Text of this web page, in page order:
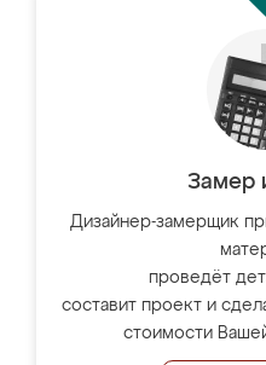
Замер
Дизайнер-замерщик
проведёт
составит проект и
стоимости